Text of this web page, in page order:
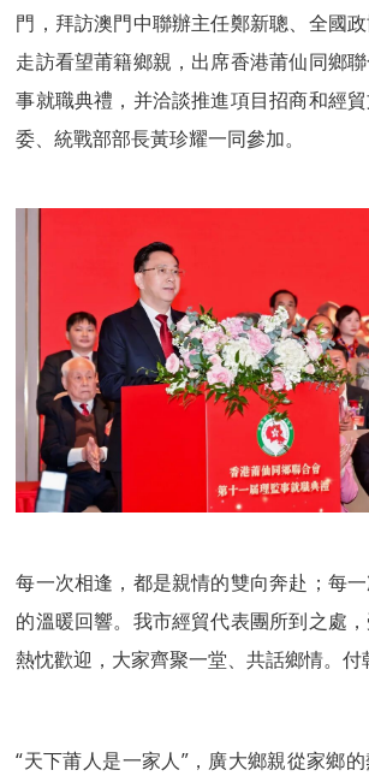
門，拜訪澳門中聯辦主任鄭新聰、全國
走訪看望莆籍鄉親，出席香港莆仙同鄉
事就職典禮，并洽談推進項目招商和經
委、統戰部部長黃珍耀一同參加。
每一次相逢，都是親情的雙向奔赴；每
的溫暖回響。我市經貿代表團所到之處
熱忱歡迎，大家齊聚一堂、共話鄉情。
“天下莆人是一家人”，廣大鄉親從家鄉